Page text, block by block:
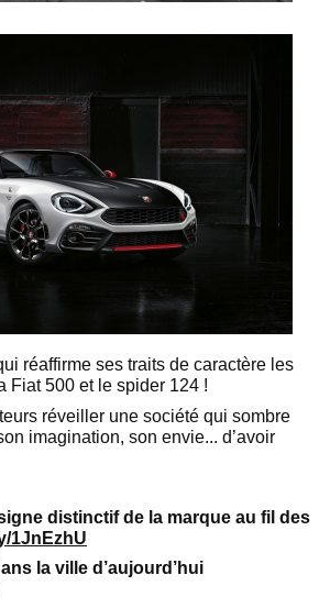
réaffirme ses traits de caractère les
Fiat 500 et le spider 124 !
réveiller une société qui sombre
imagination, son envie... d’avoir
distinctif de la marque au fil des
1JnEzhU
la ville d’aujourd’hui